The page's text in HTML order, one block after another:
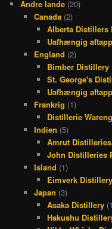
Andre lande (20)
Canada(2)
Alberta Distillers
Uafhængig
England (2)
Bimber Distillery
St. George's
Uafhængig
Frankrig (1)
Distillerie
Indien (5)
Amrut
John Distilleries
Island (1)
Eimverk Distillery
Japan (3)
Asaka Distillery
Hakushu